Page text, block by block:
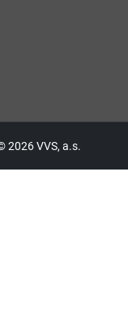
2026 VVS, a.s.